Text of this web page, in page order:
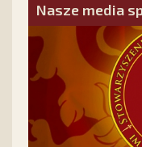
Nasze media